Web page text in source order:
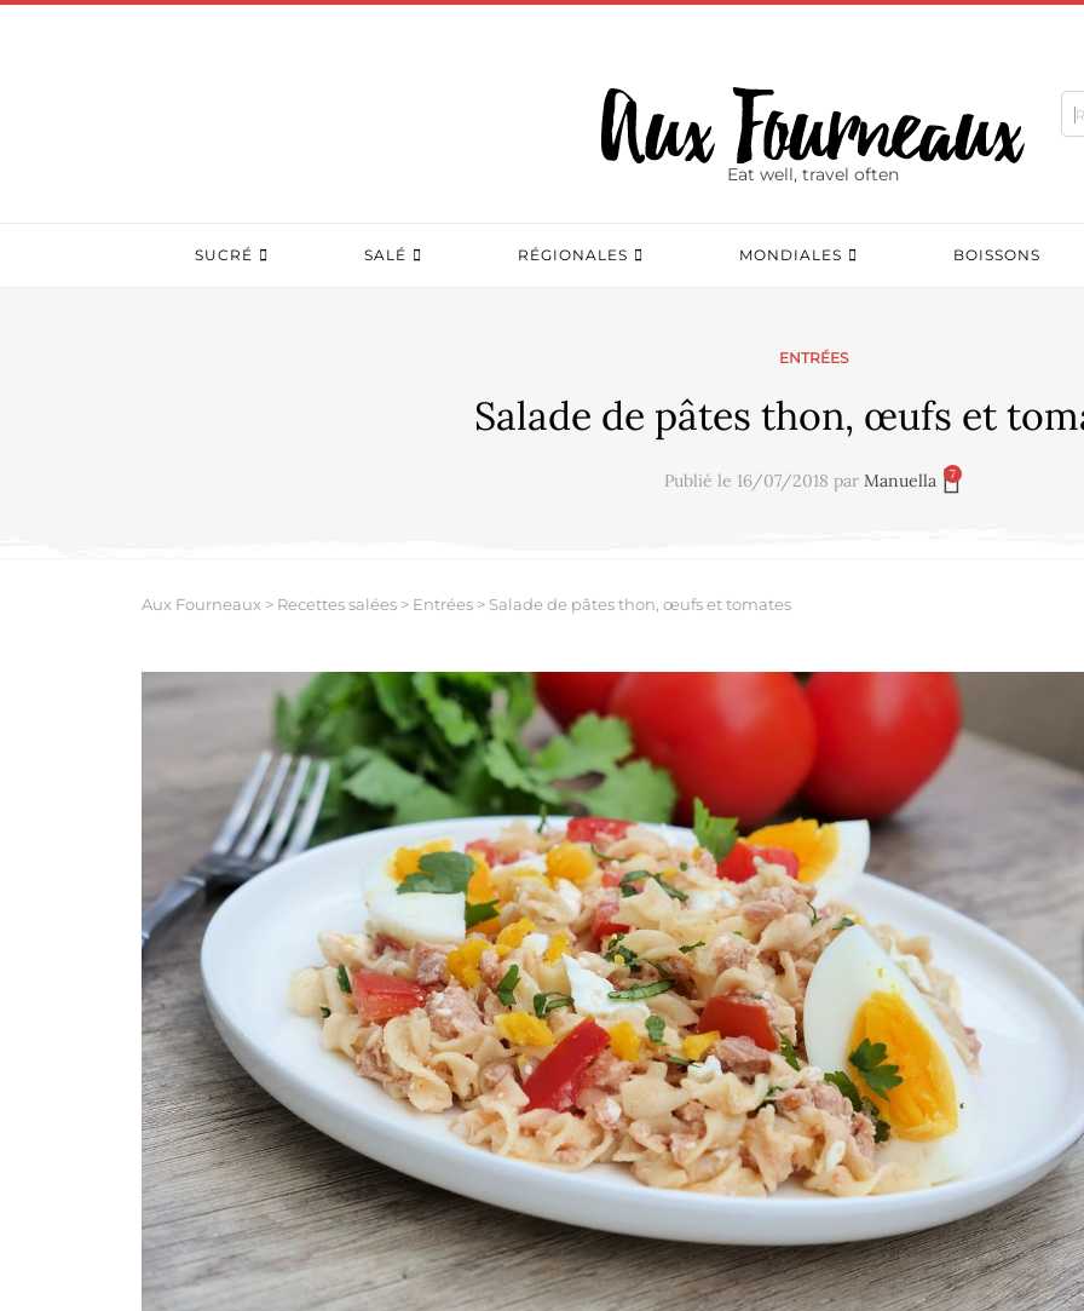
Eat well, travel often
SUCRÉ SALÉ RÉGIONALES MONDIALES BOISSONS
ENTRÉES
Salade de pâtes thon, œufs et
Publié le 16/07/2018 par Manuella 7
Aux Fourneaux > Recettes salées > Entrées > Salade de pâtes thon, œufs et tomates